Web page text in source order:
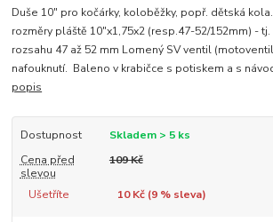
Duše 10" pro kočárky, koloběžky, popř. dětská
rozměry pláště 10"x1,75x2 (resp.47-52/152mm) -
rozsahu 47 až 52 mm Lomený SV ventil
nafouknutí. Baleno v krabičce s potiskem a s
popis
Dostupnost
Skladem > 5 ks
Cena před
slevou
109 Kč
Ušetříte 10 Kč (9% sleva)